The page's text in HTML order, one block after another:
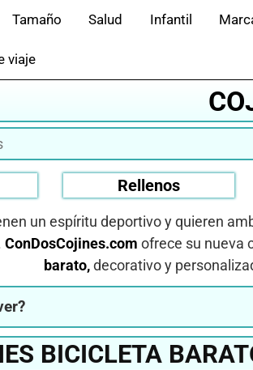
Tamaño Salud Infantil
viaje
Rellenos
un espíritu deportivo y quieren
ConDosCojines.com ofrece su nueva
barato,decorativo y
BICICLETA